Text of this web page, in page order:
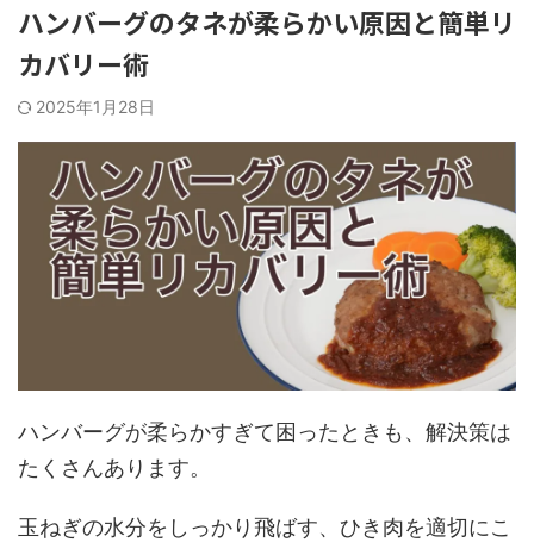
ハンバーグのタネが柔らかい原因と簡単リ
カバリー術
2025年1月28日
ハンバーグが柔らかすぎて困ったときも、解決策は
たくさんあります。
玉ねぎの水分をしっかり飛ばす、ひき肉を適切にこ